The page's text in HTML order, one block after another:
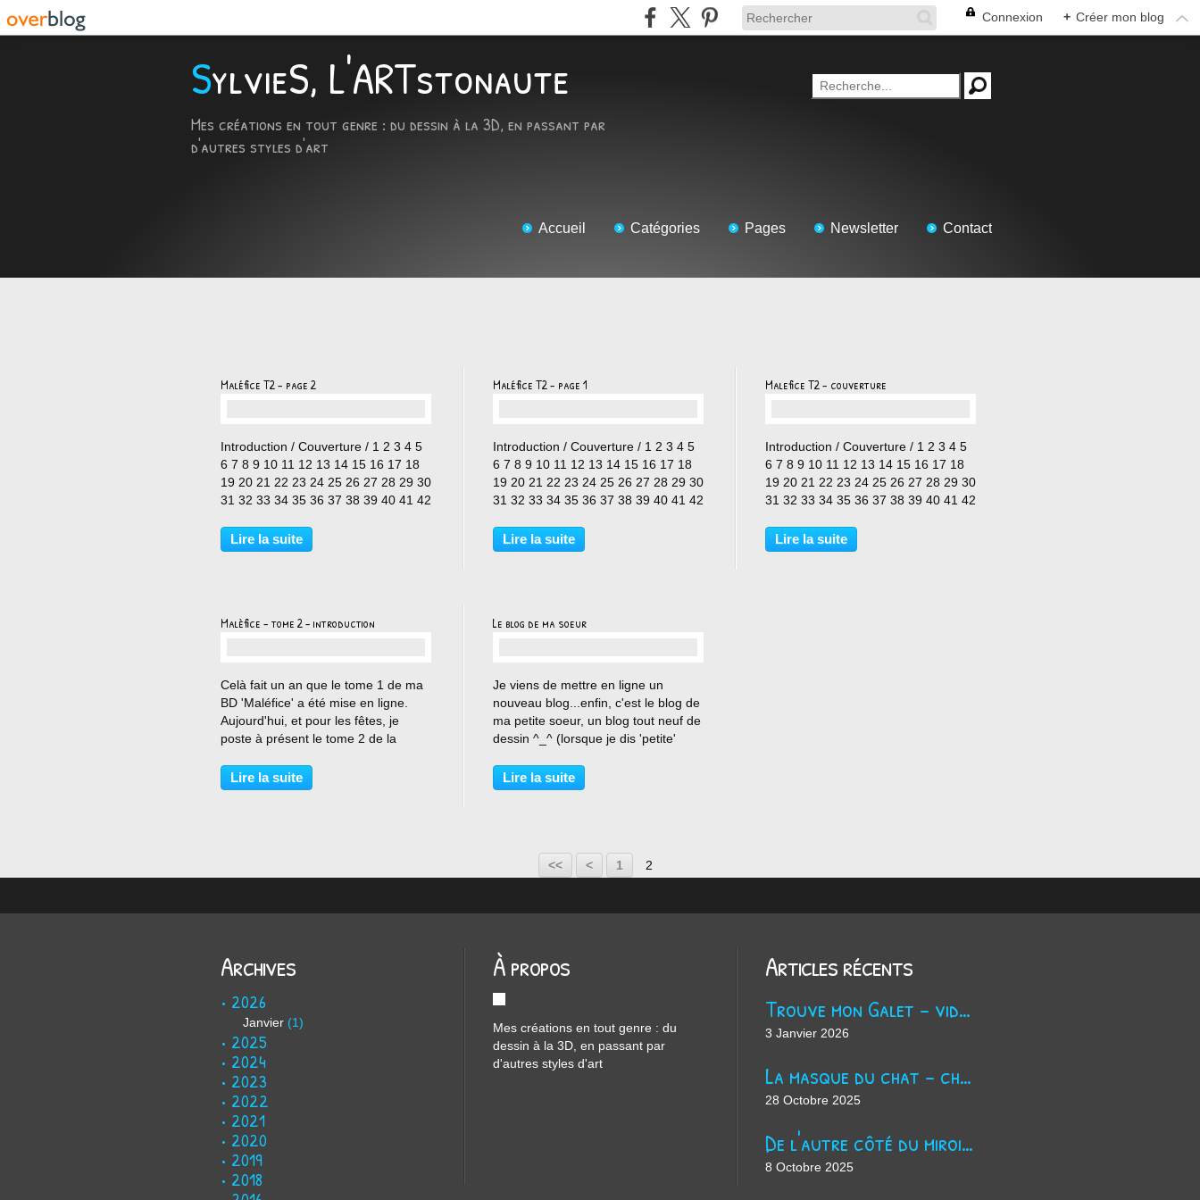
Connexion + Créer mon blog
SylvieS, L'ARTstonaute
Mes créations en tout genre : du dessin à la 3D, en passant par
d'autres styles d'art
Accueil Catégories Pages Newsletter Contact
Maléfice T2 - page 2
Introduction / Couverture / 1 2 3 4 5
6 7 8 9 10 11 12 13 14 15 16 17 18
19 20 21 22 23 24 25 26 27 28 29 30
31 32 33 34 35 36 37 38 39 40 41 42
Lire la suite
Maléfice T2 - page 1
Introduction / Couverture / 1 2 3 4 5
6 7 8 9 10 11 12 13 14 15 16 17 18
19 20 21 22 23 24 25 26 27 28 29 30
31 32 33 34 35 36 37 38 39 40 41 42
Lire la suite
Malefice T2 - couverture
Introduction / Couverture / 1 2 3 4 5
6 7 8 9 10 11 12 13 14 15 16 17 18
19 20 21 22 23 24 25 26 27 28 29 30
31 32 33 34 35 36 37 38 39 40 41 42
Lire la suite
Malèfice - tome 2 - introduction
Celà fait un an que le tome 1 de ma
BD 'Maléfice' a été mise en ligne.
Aujourd'hui, et pour les fêtes, je
poste à présent le tome 2 de la
dessiné depuis un petit moment déja
(depuis plus de 10ans) et fait suite
Lire la suite
Le blog de ma soeur
Je viens de mettre en ligne un
nouveau blog...enfin, c'est le blog de
ma petite soeur, un blog tout neuf de
dessin ^_^ (lorsque je dis 'petite'
plus jeune que moi de 6ans, elle a
tout de même 27 ans...hier lol...
Lire la suite
<< < 1 2
Archives
2026
Janvier (1)
2025
2024
2023
2022
2021
2020
2019
2018
À propos
Mes créations en tout genre : du
dessin à la 3D, en passant par
d'autres styles d'art
Articles récents
Trouve mon Galet - vidéo Youtube
3 Janvier 2026
La masque du chat - chanson d'Halloween
28 Octobre 2025
De l'autre côté du miroir - chanson suno ai
8 Octobre 2025